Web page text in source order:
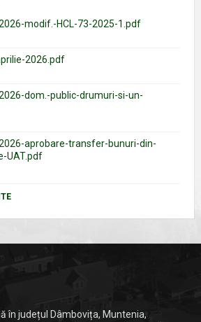
modif.-HCL-73-2025-1.pdf
2026.pdf
dom.-public-drumuri-si-un-
aprobare-transfer-bunuri-din-
UAT.pdf
în județul Dâmbovița, Muntenia,